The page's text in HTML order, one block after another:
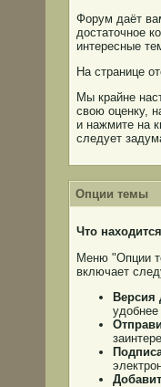
Форум даёт
достаточное
интересные
На странице
Мы крайне
свою оценку,
и нажмите на
следует
Опции темы
Что
Меню "Опции
включает
Версия
удобнее